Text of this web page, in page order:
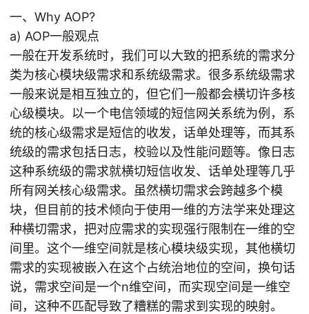
一、Why AOP?
a) AOP一般观点
一般在开发系统时，我们可以大致的把系统的需求分
类为核心模块级需求和系统级需求。很多系统级需求
一般来说是相互独立的，但它们一般都会横切许多核
心级模块。以一个电信领域的短信网关系统为例，系
统的核心级需求是短信的收发，话单处理等，而其系
统级的需求包括日志，校验以及性能问题等。像日志
这种系统级的需求就横切短信收发、话单处理等几乎
所有网关核心级需求。虽然横切需求会跨越多个模
块，但目前的技术倾向于使用一维的方法学来处理这
种横切需求，把对应需求的实现强行限制在一维的空
间里。这个一维空间就是核心模块级实现，其他横切
需求的实现被嵌入在这个占统治地位的空间，换句话
说，需求空间是一个n维空间，而实现空间是一维空
间，这种不匹配导致了糟糕的需求到实现的映射。